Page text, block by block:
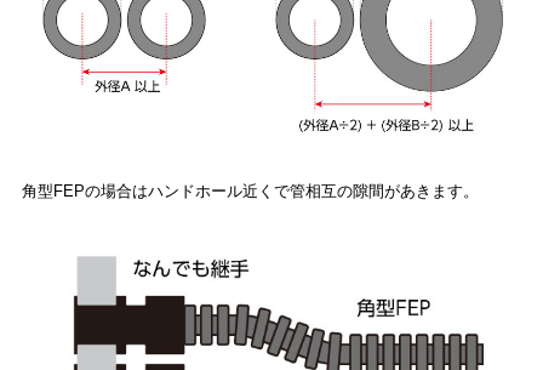
角型FEPの場合はハンドホール近くで管相互の隙間があきます。